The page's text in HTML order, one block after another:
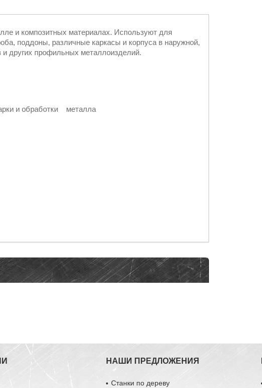
и композитных материалах. Используют для
поддоны, различные каркасы и корпуса в наружной,
и других профильных металлоизделий.
и обработки металла
НАШИ ПРЕДЛОЖЕНИЯ
Станки по дереву